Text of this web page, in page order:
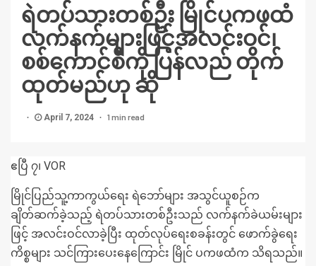
ရဲတပ်သားတစ်ဦး မြိုင်ပကဖထံ
လက်နက်များဖြင့်အလင်းဝင်၊
စစ်ကောင်စီကို ပြန်လည် တိုက်
ထုတ်မည်ဟု ဆို
April 7, 2024 1 min read
ဧပြီ ၇၊ VOR
မြိုင်ပြည်သူ့ကာကွယ်ရေး ရဲဘော်များ အသွင်ယူစဉ်က
ချိတ်ဆက်ခဲ့သည့် ရဲတပ်သားတစ်ဦးသည် လက်နက်ခဲယမ်းများ
ဖြင့် အလင်းဝင်လာခဲ့ပြီး ထုတ်လုပ်ရေးစခန်းတွင် ဖောက်ခွဲရေး
ကိစ္စများ သင်ကြားပေးနေကြောင်း မြိုင် ပကဖထံက သိရသည်။